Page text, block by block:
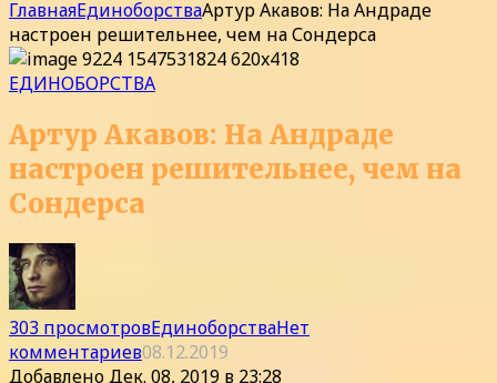
ГлавнаяЕдиноборстваАртур Акавов: На Андраде
настроен решительнее, чем на Сондерса
ЕДИНОБОРСТВА
Артур Акавов: На Андраде
настроен решительнее, чем на
Сондерса
303 просмотровЕдиноборстваНет
комментариев08.12.2019
ДобавленоДек. 08, 2019 в 23:28